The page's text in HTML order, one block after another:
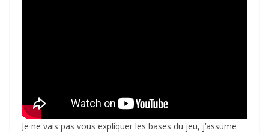
Je ne vais pas vous expliquer les bases du jeu, j’assume